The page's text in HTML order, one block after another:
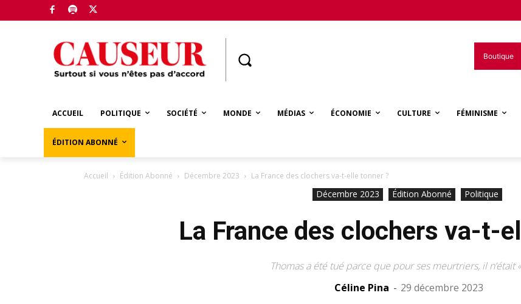
Boutique
ACCUEIL POLITIQUE SOCIÉTÉ MONDE MÉDIAS ÉCONOMIE CULTURE FÉMINISME
ÉDITION ABONNÉ
Accueil Édition Abonné Décembre 2023 La France des clochers va-t-elle tonner ?
Décembre 2023 Édition Abonné Politique
La France des clochers va-t-
Thomas a été tué parce que pour ses meurtriers, il n’était
Céline Pina - 29 décembre 2023